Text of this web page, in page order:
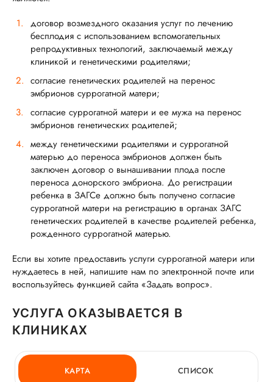
договор возмездного оказания услуг по лечению
бесплодия с использованием вспомогательных
репродуктивных технологий, заключаемый между
клиникой и генетическими родителями;
согласие генетических родителей на перенос
эмбрионов суррогатной матери;
согласие суррогатной матери и ее мужа на перенос
эмбрионов генетических родителей;
между генетическими родителями и суррогатной
матерью до переноса эмбрионов должен быть
заключен договор о вынашивании плода после
переноса донорского эмбриона. До регистрации
ребенка в ЗАГСе должно быть получено согласие
суррогатной матери на регистрацию в органах ЗАГС
генетических родителей в качестве родителей ребенка,
рожденного суррогатной матерью.
Если вы хотите предоставить услуги суррогатной матери или
нуждаетесь в ней, напишите нам по электронной почте или
воспользуйтесь функцией сайта «Задать вопрос».
УСЛУГА ОКАЗЫВАЕТСЯ В
КЛИНИКАХ
КАРТА СПИСОК